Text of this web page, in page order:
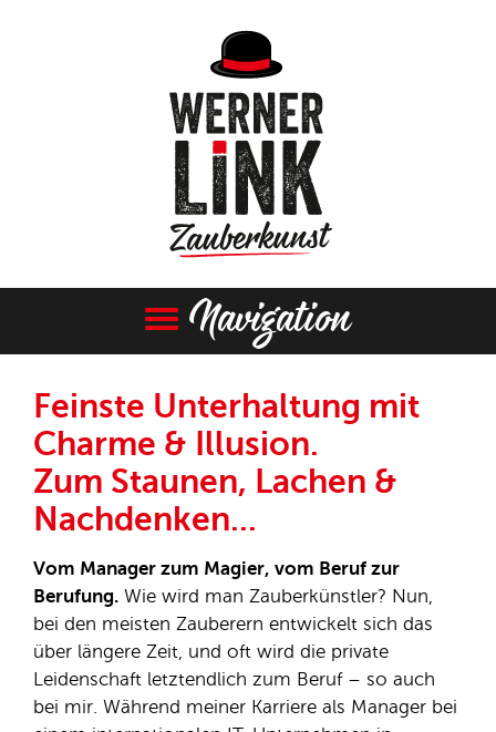
Navigation
Feinste Unterhaltung mit
Charme & Illusion.
Zum Staunen, Lachen &
Nachdenken...
Vom Manager zum Magier, vom Beruf zur
Berufung. Wie wird man Zauberkünstler? Nun,
bei den meisten Zauberern entwickelt sich das
über längere Zeit, und oft wird die private
Leidenschaft letztendlich zum Beruf – so auch
bei mir. Während meiner Karriere als Manager bei